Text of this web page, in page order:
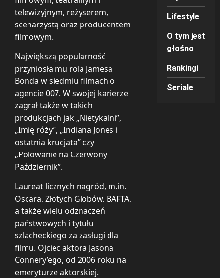
telewizyjnym, reżyserem,
scenarzystą oraz producentem
filmowym.
Największą popularność
przyniosła mu rola Jamesa
Bonda w siedmiu filmach o
agencie 007. W swojej karierze
zagrał także w takich
produkcjach jak „Nietykalni”,
„Imię róży”, „Indiana Jones i
ostatnia krucjata” czy
„Polowanie na Czerwony
Październik”.
Laureat licznych nagród, m.in.
Oscara, Złotych Globów, BAFTA,
a także wielu odznaczeń
państwowych i tytułu
szlacheckiego za zasługi dla
filmu. Ojciec aktora Jasona
Connery’ego, od 2006 roku na
emeryturze aktorskiej.
Lifestyle
O tym jest
głośno
Rankingi
Seriale